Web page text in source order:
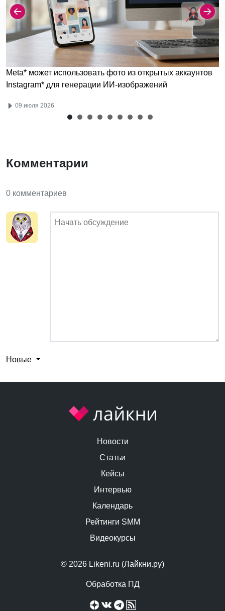
Meta* может использовать фото из открытых аккаунтов
Instagram* для генерации ИИ-изображений
09 июля 2026
Комментарии
0 комментариев
Новые
© 2026 Likeni.ru (Лайкни.ру)
Обработка ПД
Новости
Статьи
Кейсы
Интервью
Календарь
Рейтинги SMM
Видеокурсы